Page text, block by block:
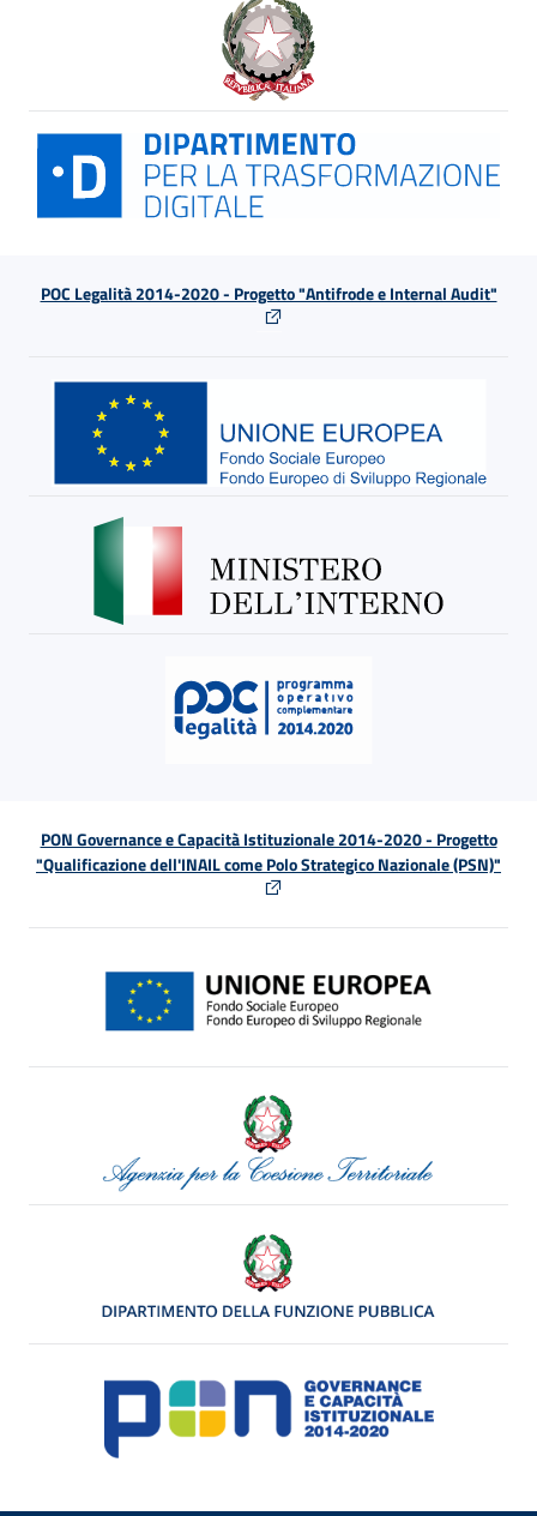
POC Legalità 2014-2020 - Progetto "Antifrode e Internal Audit"
PON Governance e Capacità Istituzionale 2014-2020 - Progetto
"Qualificazione dell'INAIL come Polo Strategico Nazionale (PSN)"